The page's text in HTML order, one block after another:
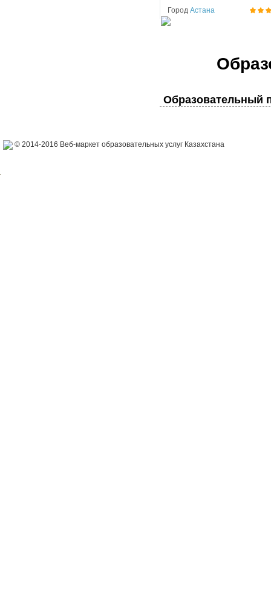
Город Астана
Образовательный
© 2014-2016 Веб-маркет образовательных услуг Казахстана